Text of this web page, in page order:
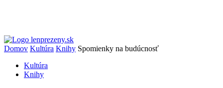
Domov Kultúra Knihy Spomienky na budúcnosť
Kultúra
Knihy